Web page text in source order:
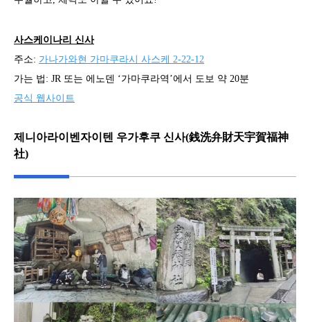
사스케이나리 신사
주소: 가나가와현 가마쿠라시 사스케 2-22-12
가는 법: JR 또는 에노덴 ‘가마쿠라역’에서 도보 약 20분
공식 웹사이트
제니아라이벤자이텐 우가후쿠 신사(銭洗弁財天宇賀福神
社)